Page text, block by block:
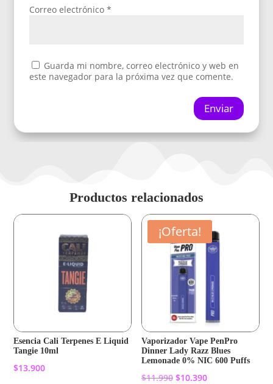
Correo electrónico*
Guarda mi nombre, correo electrónico y web en
este navegador para la próxima vez que comente.
Enviar
Productos relacionados
Esencia Cali Terpenes E Liquid
Tangie 10ml
$13.900
¡Oferta!
Vaporizador Vape PenPro
Dinner Lady Razz Blues
Lemonade 0% NIC 600 Puffs
$11.990 El
$10.390El